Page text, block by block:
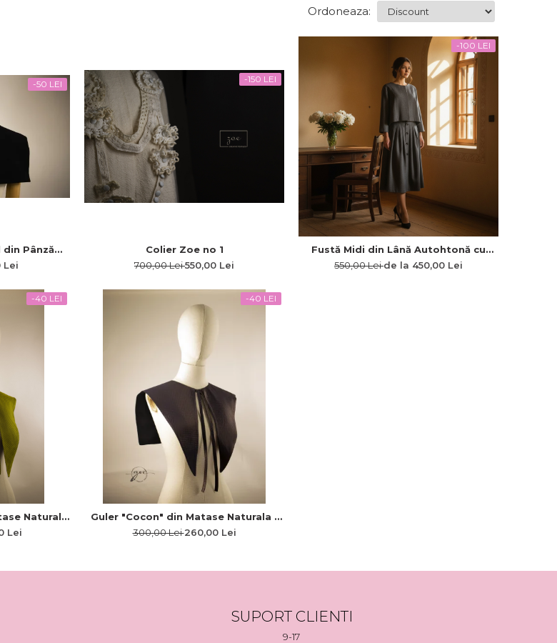
Ordoneaza:
-50 LEI
din Pânză
Flori
Lei
-150 LEI
Colier Zoe no 1
700,00 Lei550,00 Lei
-100 LEI
Fustă Midi din Lână Autohtonă cu
Nasturi din Lemn și Buzunare
550,00 Leide la 450,00 Lei
-40 LEI
Naturala
Lei
-40 LEI
Guler "Cocon" din Matase Naturala -
Editie limitata
300,00 Lei260,00 Lei
SUPORT CLIENTI
9-17